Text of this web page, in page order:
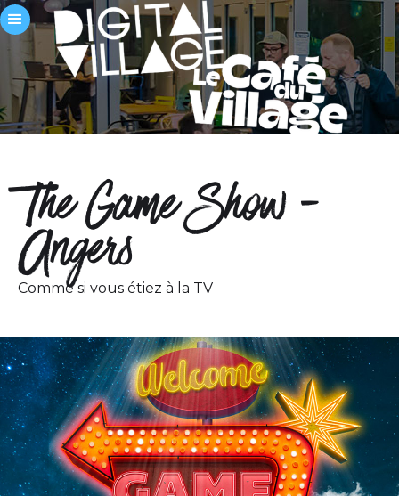
The Game Show -
Angers
Comme si vous étiez à la TV